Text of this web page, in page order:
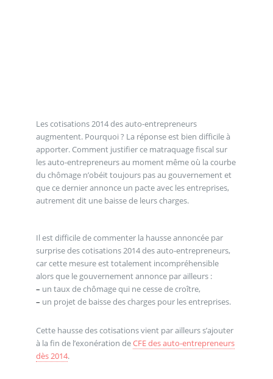
Les cotisations 2014 des auto-entrepreneurs
augmentent. Pourquoi ? La réponse est bien difficile à
apporter. Comment justifier ce matraquage fiscal sur
les auto-entrepreneurs au moment même où la courbe
du chômage n’obéit toujours pas au gouvernement et
que ce dernier annonce un pacte avec les entreprises,
autrement dit une baisse de leurs charges.
Il est difficile de commenter la hausse annoncée par
surprise des cotisations 2014 des auto-entrepreneurs,
car cette mesure est totalement incompréhensible
alors que le gouvernement annonce par ailleurs :
– un taux de chômage qui ne cesse de croître,
– un projet de baisse des charges pour les entreprises.
Cette hausse des cotisations vient par ailleurs s’ajouter
à la fin de l’exonération deCFE des auto-entrepreneurs
dès 2014.